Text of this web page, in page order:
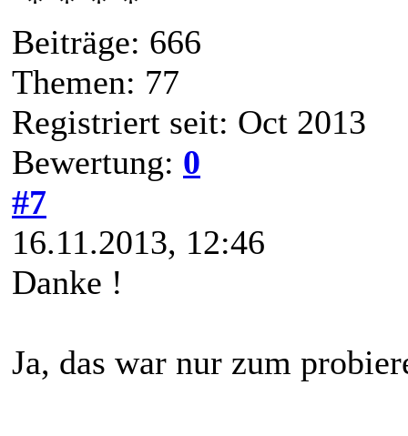
Beiträge: 666
Themen: 77
Registriert seit: Oct 2013
Bewertung: 0
#7
16.11.2013, 12:46
Danke !
Ja, das war nur zum